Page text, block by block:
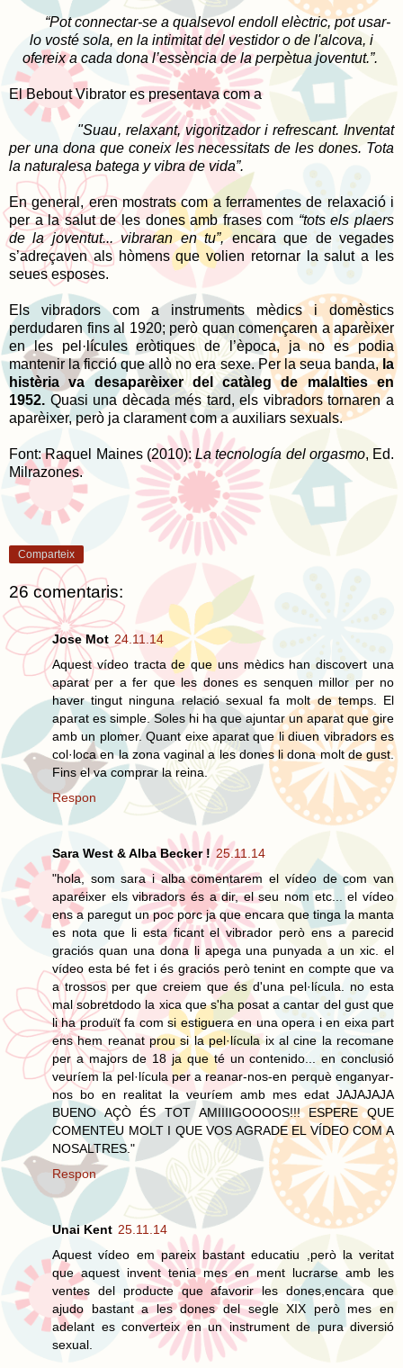
“Pot connectar-se a qualsevol endoll elèctric, pot usar-
lo vosté sola, en la intimitat del vestidoro de l'alcova, i
ofereix a cada dona l’essència de la perpètua joventut.”.
El Bebout Vibrator es presentava com a
"Suau, relaxant, vigoritzador i refrescant. Inventat
per una dona que coneixles necessitats de les dones. Tota
la naturalesa batega y vibra de vida”.
En general, eren mostrats com a ferramentes de relaxació i
per a la salut de les dones amb frases com “tots els plaers
de la joventut... vibraran en tu”,encara que de vegades
s’adreçaven als hòmens que volien retornar la salut a les
seues esposes.
Els vibradors com a instruments mèdics i domèstics
perdudaren fins al 1920; però quan començaren a aparèixer
en les pel·lícules eròtiques de l’època, ja no es podia
mantenir la ficció que allò no era sexe. Per la seua banda,la
histèria va desaparèixer del catàleg de malalties en
1952. Quasi una dècada més tard, els vibradors tornaren a
aparèixer, però ja clarament com a auxiliars sexuals.
Font: Raquel Maines (2010):La tecnología del orgasmo, Ed.
Milrazones.
Comparteix
26 comentaris:
Jose Mot 24.11.14
Aquest vídeo tracta de que uns mèdics han discovert una
aparat per a fer que les dones es senquen millor per no
haver tingut ninguna relació sexual fa molt de temps. El
aparat es simple. Soles hi ha que ajuntar un aparat que gire
amb un plomer. Quant eixe aparat que li diuen vibradors es
col·loca en la zona vaginal a les dones li dona molt de gust.
Fins el va comprar la reina.
Respon
Sara West & Alba Becker ! 25.11.14
"hola, som sara i alba comentarem el vídeo de com van
aparéixer els vibradors és a dir, el seu nom etc... el vídeo
ens a paregut un poc porc ja que encara que tinga la manta
es nota que li esta ficant el vibrador però ens a parecid
graciós quan una dona li apega una punyada a un xic. el
vídeo esta bé fet i és graciós però tenint en compte que va
a trossos per que creiem que és d'una pel·lícula. no esta
mal sobretdodo la xica que s'ha posat a cantar del gust que
li ha produït fa com si estiguera en una opera i en eixa part
ens hem reanat prou si la pel·lícula ix al cine la recomane
per a majors de 18 ja que té un contenido... en conclusió
veuríem la pel·lícula per a reanar-nos-en perquè enganyar-
nos bo en realitat la veuríem amb mes edat JAJAJAJA
BUENO AÇÒ ÉS TOT AMIIIIGOOOOS!!! ESPERE QUE
COMENTEU MOLT I QUE VOS AGRADE EL VÍDEO COM A
NOSALTRES."
Respon
Unai Kent 25.11.14
Aquest vídeo em pareix bastant educatiu ,però la veritat
que aquest invent tenia mes en ment lucrarse amb les
ventes del producte que afavorir les dones,encara que
ajudo bastant a les dones del segle XIX però mes en
adelant es converteix en un instrument de pura diversió
sexual.